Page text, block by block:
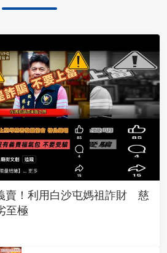
賣！利用白沙屯媽祖詐財 慈
至極